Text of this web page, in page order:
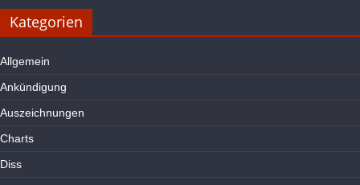
Kategorien
Allgemein
Ankündigung
Auszeichnungen
Charts
Diss